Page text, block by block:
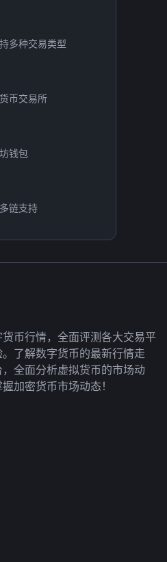
多种交易类型
币交易所
钱包
链支持
币行情，全面评测各大交易平
了解数字货币的最新行情走
全面分析虚拟货币的市场动
加密货币市场动态！